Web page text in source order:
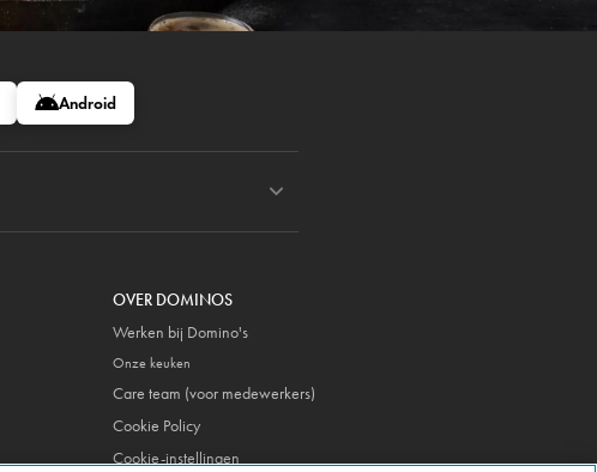
Android
OVER DOMINOS
Werken bij Domino's
Onze keuken
Care team (voor medewerkers)
Cookie Policy
Cookie-instellingen